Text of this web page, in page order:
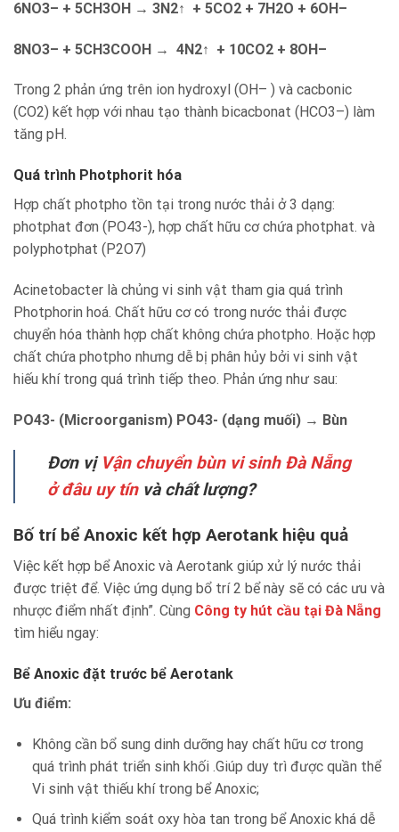
6NO3– + 5CH3OH → 3N2↑ + 5CO2 + 7H2O + 6OH–
8NO3– + 5CH3COOH → 4N2↑ + 10CO2 + 8OH–
Trong 2 phản ứng trên ion hydroxyl (OH– ) và cacbonic
(CO2) kết hợp với nhau tạo thành bicacbonat (HCO3–) làm
tăng pH.
Quá trình Photphorit hóa
Hợp chất photpho tồn tại trong nước thải ở 3 dạng:
photphat đơn (PO43-), hợp chất hữu cơ chứa photphat. và
polyphotphat (P2O7)
Acinetobacter là chủng vi sinh vật tham gia quá trình
Photphorin hoá. Chất hữu cơ có trong nước thải được
chuyển hóa thành hợp chất không chứa photpho. Hoặc hợp
chất chứa photpho nhưng dễ bị phân hủy bởi vi sinh vật
hiếu khí trong quá trình tiếp theo. Phản ứng như sau:
PO43- (Microorganism) PO43- (dạng muối) → Bùn
Đơn vị Vận chuyển bùn vi sinh Đà Nẵng
ở đâu uy tínvà chất lượng?
Bố trí bể Anoxic kết hợp Aerotank hiệu quả
Việc kết hợp bể Anoxic và Aerotank giúp xử lý nước thải
được triệt để. Việc ứng dụng bổ trí 2 bể này sẽ có các ưu và
nhược điểm nhất định”. Cùng Công ty hút cầu tại Đà Nẵng
tìm hiểu ngay:
Bể Anoxic đặt trước bể Aerotank
Ưu điểm:
Không cần bổ sung dinh dưỡng hay chất hữu cơ trong
quá trình phát triển sinh khối .Giúp duy trì được quần thể
Vi sinh vật thiếu khí trong bể Anoxic;
Quá trình kiểm soát oxy hòa tan trong bể Anoxic khá dễ